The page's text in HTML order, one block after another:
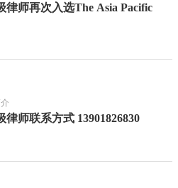
律师再次入选The Asia Pacific
律师联系方式 13901826830